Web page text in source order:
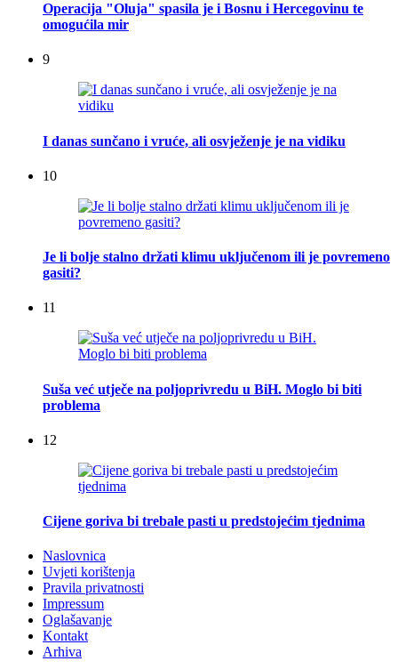
Operacija "Oluja" spasila je i Bosnu i Hercegovinu te
omogućila mir
9
I danas sunčano i vruće, ali osvježenje je na vidiku
10
Je li bolje stalno držati klimu uključenom ili je povremeno
gasiti?
11
Suša već utječe na poljoprivredu u BiH. Moglo bi biti
problema
12
Cijene goriva bi trebale pasti u predstojećim tjednima
Naslovnica
Uvjeti korištenja
Pravila privatnosti
Impressum
Oglašavanje
Kontakt
Arhiva